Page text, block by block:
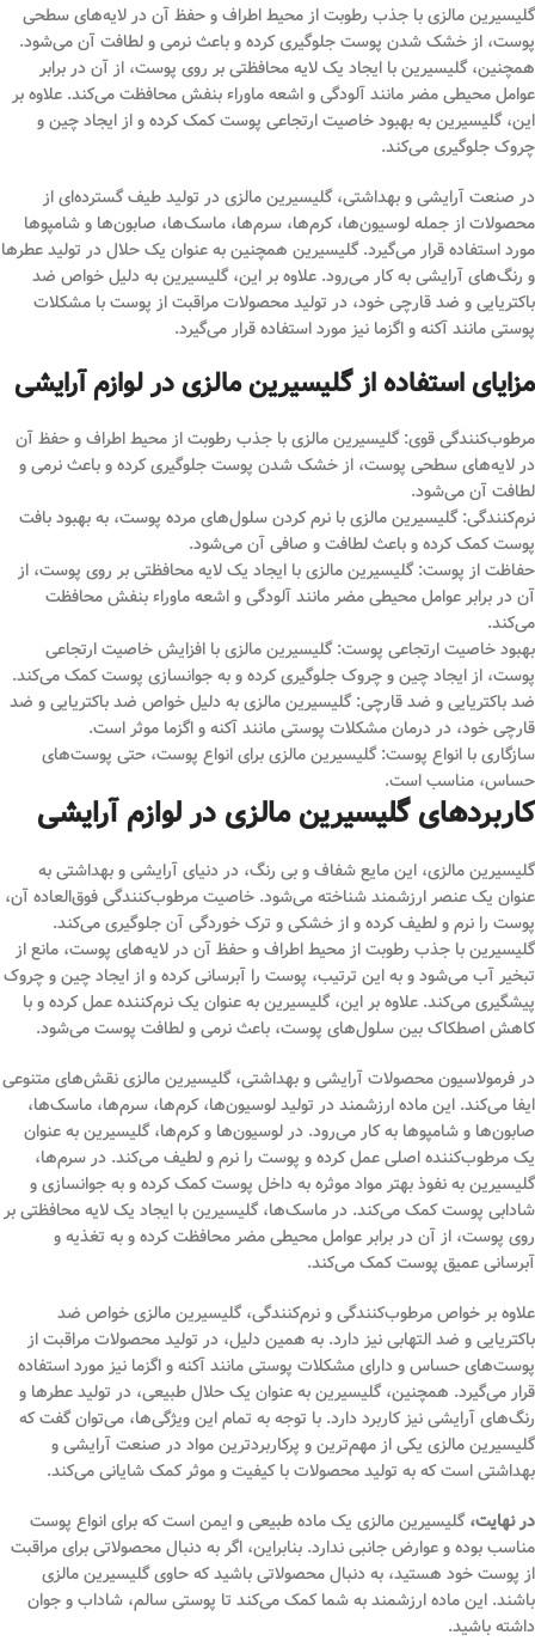
گلیسیرین مالزی با جذب رطوبت از محیط اطراف و حفظ آن در لایه‌های سطحی
پوست، از خشک شدن پوست جلوگیری کرده و باعث نرمی و لطافت آن می‌شود.
همچنین، گلیسیرین با ایجاد یک لایه محافظتی بر روی پوست، از آن در برابر
عوامل محیطی مضر مانند آلودگی و اشعه ماوراء بنفش محافظت می‌کند. علاوه بر
این، گلیسیرین به بهبود خاصیت ارتجاعی پوست کمک کرده و از ایجاد چین و
چروک جلوگیری می‌کند.
در صنعت آرایشی و بهداشتی، گلیسیرین مالزی در تولید طیف گسترده‌ای از
محصولات از جمله لوسیون‌ها، کرم‌ها، سرم‌ها، ماسک‌ها، صابون‌ها و شامپوها
مورد استفاده قرار می‌گیرد. گلیسیرین همچنین به عنوان یک حلال در تولید عطرها
و رنگ‌های آرایشی به کار می‌رود. علاوه بر این، گلیسیرین به دلیل خواص ضد
باکتریایی و ضد قارچی خود، در تولید محصولات مراقبت از پوست با مشکلات
پوستی مانند آکنه و اگزما نیز مورد استفاده قرار می‌گیرد.
مزایای استفاده از گلیسیرین مالزی در لوازم آرایشی
مرطوب‌کنندگی قوی: گلیسیرین مالزی با جذب رطوبت از محیط اطراف و حفظ آن
در لایه‌های سطحی پوست، از خشک شدن پوست جلوگیری کرده و باعث نرمی و
لطافت آن می‌شود.
نرم‌کنندگی: گلیسیرین مالزی با نرم کردن سلول‌های مرده پوست، به بهبود بافت
پوست کمک کرده و باعث لطافت و صافی آن می‌شود.
حفاظت از پوست: گلیسیرین مالزی با ایجاد یک لایه محافظتی بر روی پوست، از
آن در برابر عوامل محیطی مضر مانند آلودگی و اشعه ماوراء بنفش محافظت
می‌کند.
بهبود خاصیت ارتجاعی پوست: گلیسیرین مالزی با افزایش خاصیت ارتجاعی
پوست، از ایجاد چین و چروک جلوگیری کرده و به جوانسازی پوست کمک می‌کند.
ضد باکتریایی و ضد قارچی: گلیسیرین مالزی به دلیل خواص ضد باکتریایی و ضد
قارچی خود، در درمان مشکلات پوستی مانند آکنه و اگزما موثر است.
سازگاری با انواع پوست: گلیسیرین مالزی برای انواع پوست، حتی پوست‌های
حساس، مناسب است.
کاربردهای گلیسیرین مالزی در لوازم آرایشی
گلیسیرین مالزی، این مایع شفاف و بی رنگ، در دنیای آرایشی و بهداشتی به
عنوان یک عنصر ارزشمند شناخته می‌شود. خاصیت مرطوب‌کنندگی فوق‌العاده آن،
پوست را نرم و لطیف کرده و از خشکی و ترک خوردگی آن جلوگیری می‌کند.
گلیسیرین با جذب رطوبت از محیط اطراف و حفظ آن در لایه‌های پوست، مانع از
تبخیر آب می‌شود و به این ترتیب، پوست را آبرسانی کرده و از ایجاد چین و چروک
پیشگیری می‌کند. علاوه بر این، گلیسیرین به عنوان یک نرم‌کننده عمل کرده و با
کاهش اصطکاک بین سلول‌های پوست، باعث نرمی و لطافت پوست می‌شود.
در فرمولاسیون محصولات آرایشی و بهداشتی، گلیسیرین مالزی نقش‌های متنوعی
ایفا می‌کند. این ماده ارزشمند در تولید لوسیون‌ها، کرم‌ها، سرم‌ها، ماسک‌ها،
صابون‌ها و شامپوها به کار می‌رود. در لوسیون‌ها و کرم‌ها، گلیسیرین به عنوان
یک مرطوب‌کننده اصلی عمل کرده و پوست را نرم و لطیف می‌کند. در سرم‌ها،
گلیسیرین به نفوذ بهتر مواد موثره به داخل پوست کمک کرده و به جوانسازی و
شادابی پوست کمک می‌کند. در ماسک‌ها، گلیسیرین با ایجاد یک لایه محافظتی بر
روی پوست، از آن در برابر عوامل محیطی مضر محافظت کرده و به تغذیه و
آبرسانی عمیق پوست کمک می‌کند.
علاوه بر خواص مرطوب‌کنندگی و نرم‌کنندگی، گلیسیرین مالزی خواص ضد
باکتریایی و ضد التهابی نیز دارد. به همین دلیل، در تولید محصولات مراقبت از
پوست‌های حساس و دارای مشکلات پوستی مانند آکنه و اگزما نیز مورد استفاده
قرار می‌گیرد. همچنین، گلیسیرین به عنوان یک حلال طبیعی، در تولید عطرها و
رنگ‌های آرایشی نیز کاربرد دارد. با توجه به تمام این ویژگی‌ها، می‌توان گفت که
گلیسیرین مالزی یکی از مهم‌ترین و پرکاربردترین مواد در صنعت آرایشی و
بهداشتی است که به تولید محصولات با کیفیت و موثر کمک شایانی می‌کند.
در نهایت،گلیسیرین مالزی یک ماده طبیعی و ایمن است که برای انواع پوست
مناسب بوده و عوارض جانبی ندارد. بنابراین، اگر به دنبال محصولاتی برای مراقبت
از پوست خود هستید، به دنبال محصولاتی باشید که حاوی گلیسیرین مالزی
باشند. این ماده ارزشمند به شما کمک می‌کند تا پوستی سالم، شاداب و جوان
داشته باشید.